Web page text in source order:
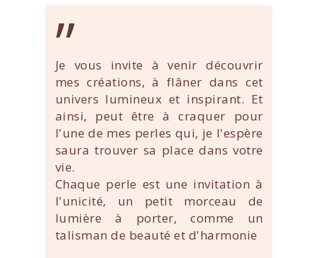
”
Je vous invite à venir découvrir
mes créations, à flâner dans cet
univers lumineux et inspirant. Et
ainsi, peut être à craquer pour
l'une de mes perles qui, je l'espère
saura trouver sa place dans votre
vie.
Chaque perle est une invitation à
l'unicité, un petit morceau de
lumière à porter, comme un
talisman de beauté et d'harmonie